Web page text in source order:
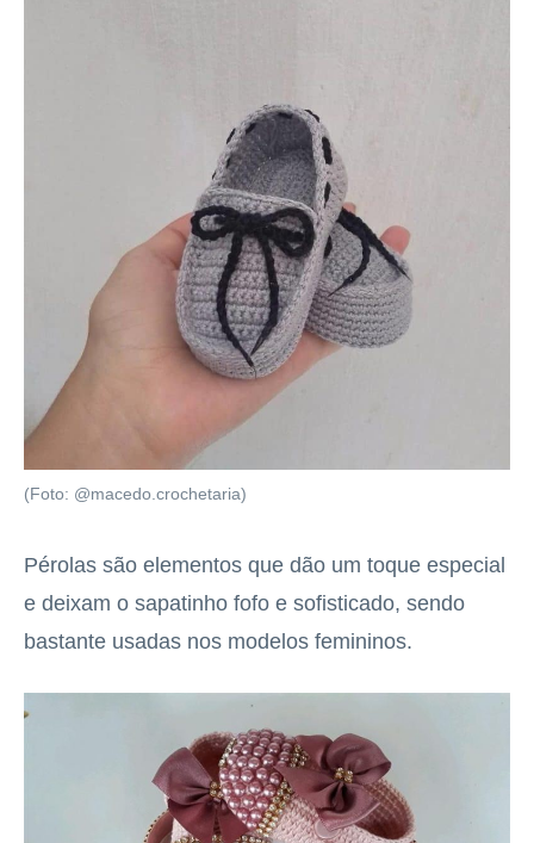
(Foto: @macedo.crochetaria)
Pérolas são elementos que dão um toque especial
e deixam o sapatinho fofo e sofisticado, sendo
bastante usadas nos modelos femininos.